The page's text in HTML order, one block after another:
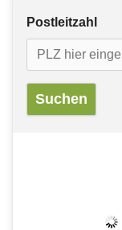
Postleitzahl